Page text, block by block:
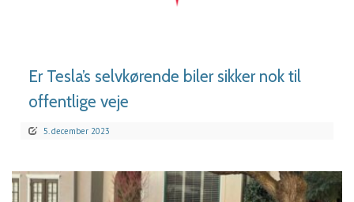
Er Tesla’s selvkørende biler sikker nok til
offentlige veje
5. december 2023